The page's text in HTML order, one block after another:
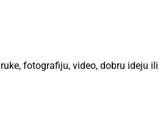
fotografiju, video, dobru ideju ili